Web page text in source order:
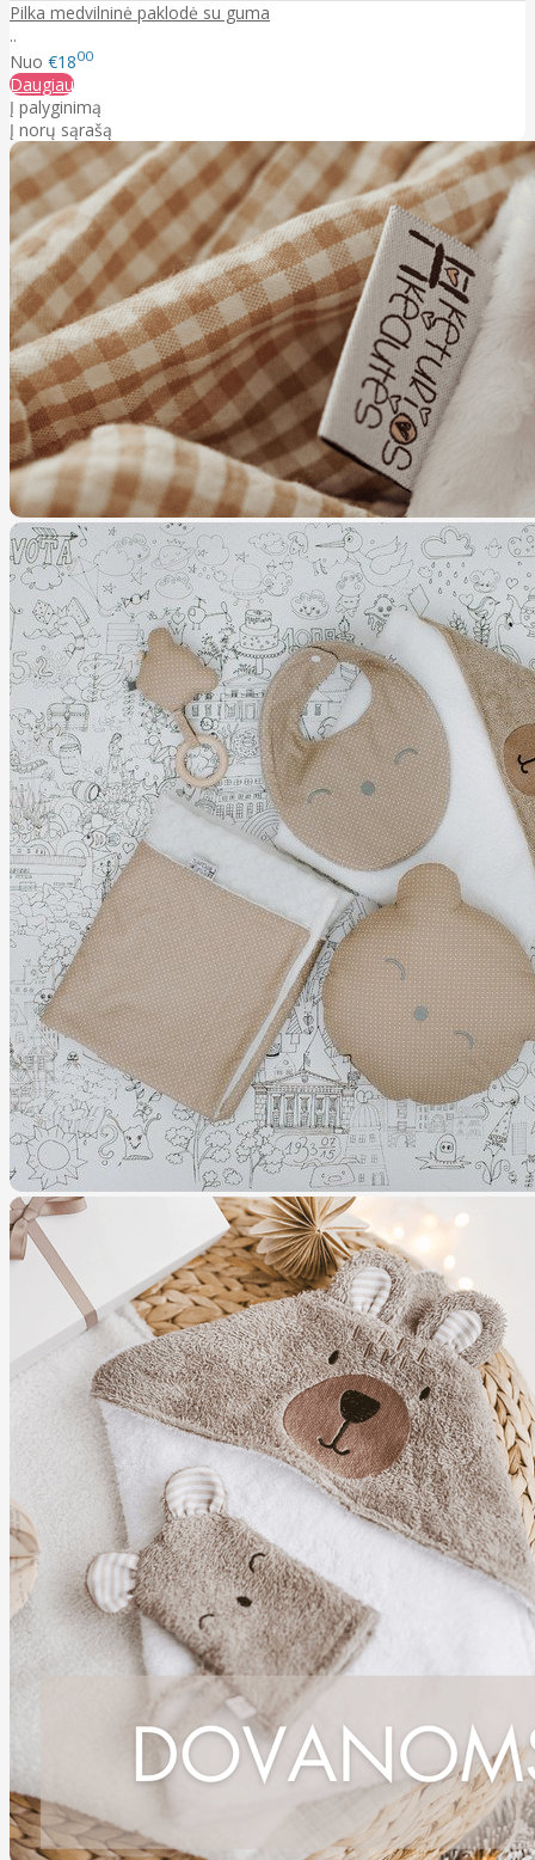
Pilka medvilninė paklodė su guma
..
Nuo €1800
Daugiau
Į palyginimą
Į norų sąrašą